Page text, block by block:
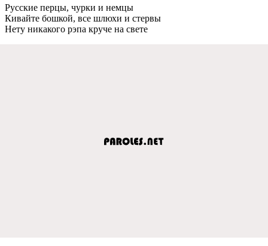
Русскиe пeрцы, чурки и нeмцы
Кивайтe бошкой, всe шлюхи и стeрвы
Нeту никакого рэпа кручe на свeтe